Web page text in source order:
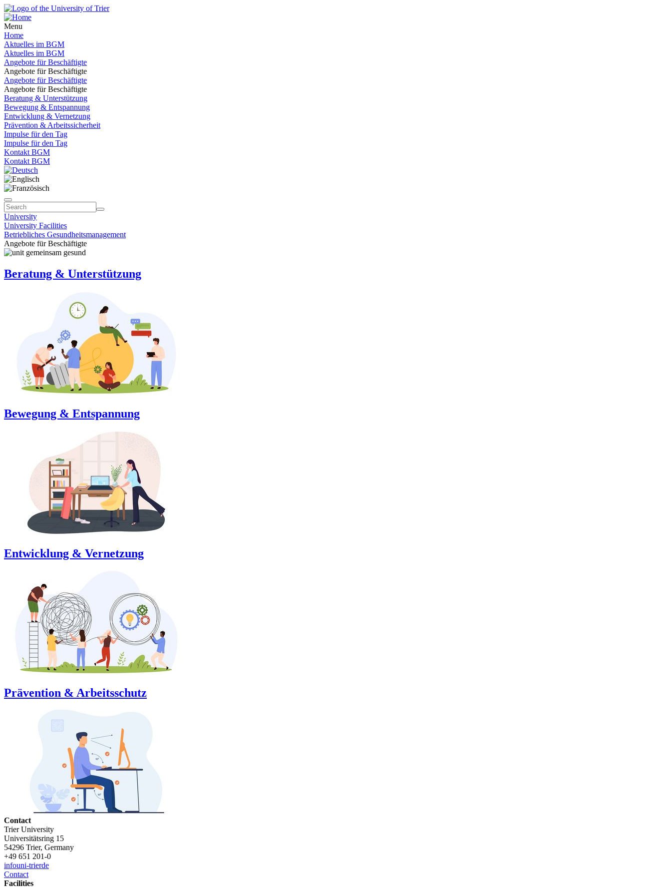
Menu
Home
Aktuelles im BGM
Aktuelles im BGM
Angebote für Beschäftigte
Angebote für Beschäftigte
Angebote für Beschäftigte
Angebote für Beschäftigte
Beratung & Unterstützung
Bewegung & Entspannung
Entwicklung & Vernetzung
Prävention & Arbeitssicherheit
Impulse für den Tag
Impulse für den Tag
Kontakt BGM
Kontakt BGM
University
University Facilities
Betriebliches Gesundheitsmanagement
Angebote für Beschäftigte
Beratung & Unterstützung
Bewegung & Entspannung
Entwicklung & Vernetzung
Prävention & Arbeitsschutz
Contact
Trier University
Universitätsring 15
54296 Trier, Germany
+49 651 201-0
infouni-trierde
Contact
Facilities